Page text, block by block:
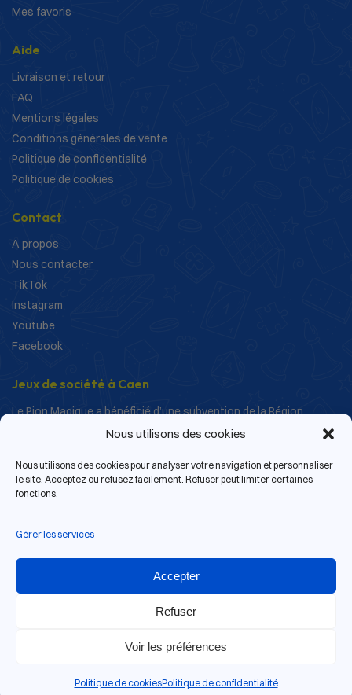
Nous utilisons des cookies
Nous utilisons des cookies pour analyser votre navigation et personnaliser
le site. Acceptez ou refusez facilement. Refuser peut limiter certaines
fonctions.
Gérer les services
Accepter
Refuser
Voir les préférences
Politique de cookiesPolitique de confidentialité
Mes favoris
Aide
Livraison et retour
FAQ
Mentions légales
Conditions générales de vente
Politique de confidentialité
Politique de cookies
Contact
A propos
Nous contacter
TikTok
Instagram
Youtube
Facebook
Jeux de société à Caen
Le Pion Magique a bénéficié d’une subvention de la Région
Normandie dans le cadre de ses actions de structuration et de
Site web réalisé par